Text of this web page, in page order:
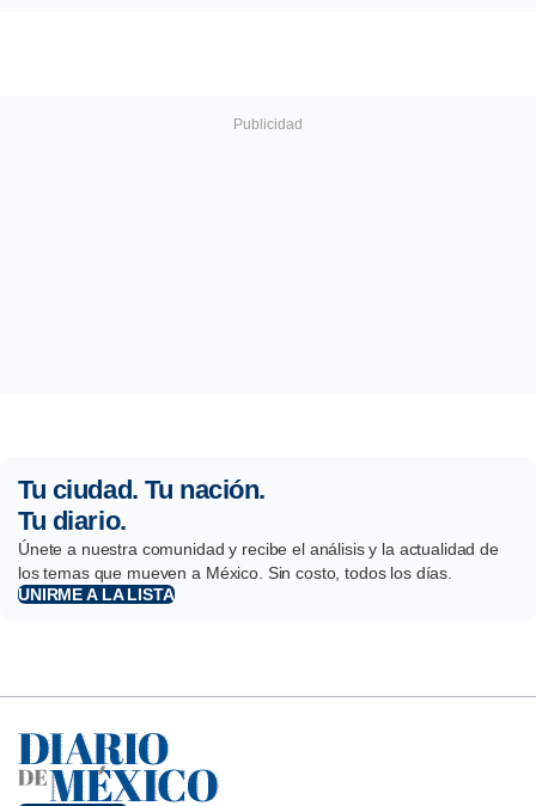
Tu ciudad. Tu nación.
Tu diario.
Únete a nuestra comunidad y recibe el análisis y la actualidad de
los temas que mueven a México. Sin costo, todos los días.
UNIRME A LA LISTA